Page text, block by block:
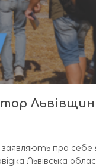
заявляють про себе
Львівська